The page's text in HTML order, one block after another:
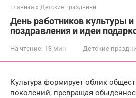
Главная » Детские праздники
День работников культуры и
поздравления и идеи
На чтение: 13 мин Детские
Культура формирует облик
поколений, превращая